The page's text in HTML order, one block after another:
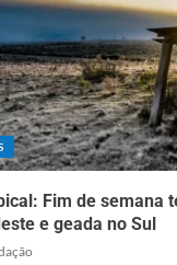
Fim de semana
e geada no Sul